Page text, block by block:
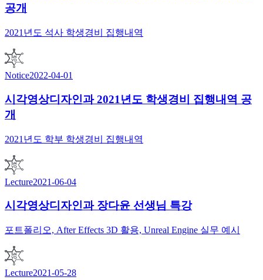
공개
2021년도 석사 학생경비 집행내역
Notice2022-04-01
시각영상디자인과 2021년도 학생경비 집행내역 공
개
2021년도 학부 학생경비 집행내역
Lecture2021-06-04
시각영상디자인과 장다윤 선생님 특강
포트폴리오, After Effects 3D 활용, Unreal Engine 실무 예시
Lecture2021-05-28